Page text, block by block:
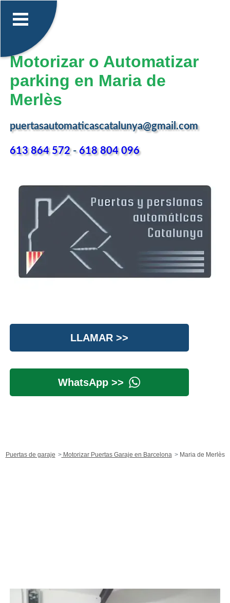
Motorizar o Automatizar
parking en Maria de
Merlès
puertasautomaticascatalunya@gmail.com
613 864 572-618 804 096
LLAMAR >>
WhatsApp >>
Puertas de garaje Motorizar Puertas Garaje en Barcelona Maria de Merlès